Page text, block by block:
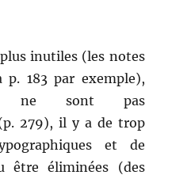
inutiles (les notes
183 par exemple),
ne sont pas
279), il y a de trop
et de
être éliminées (des